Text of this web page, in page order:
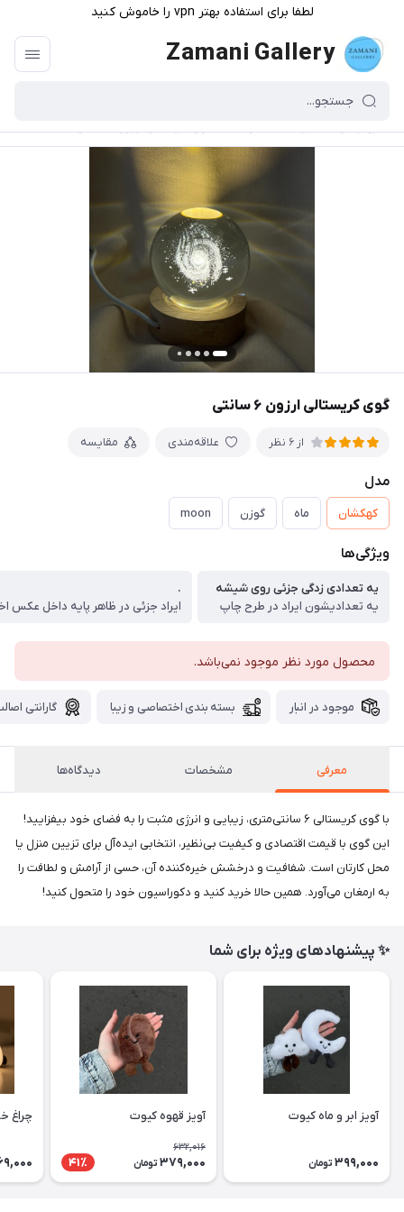
لطفا برای استفاده بهتر vpn را خاموش کنید
Zamani Gallery
گوی کریستالی ارزون ۶ سانتی
از 6 نظر علاقه‌مندی مقایسه
مدل
کهکشان ماه گوزن moon
ویژگی‌ها
یه تعدادی زدگی جزئی روی شیشه
یه تعدادیشون ایراد در طرح چاپ
.
محصول مورد نظر موجود نمی‌باشد.
موجود در انبار بسته بندی اختصاصی و زیبا گارانتی
معرفی مشخصات دیدگاه‌ها
با گوی کریستالی ۶ سانتی‌متری، زیبایی و انرژی مثبت را به فضای خود بیفزایید!
این گوی با قیمت اقتصادی و کیفیت بی‌نظیر، انتخابی ایده‌آل برای تزیین منزل یا
محل کارتان است. شفافیت و درخشش خیره‌کننده آن، حسی از آرامش و لطافت را
به ارمغان می‌آورد. همین حالا خرید کنید و دکوراسیون خود را متحول کنید!
✨ پیشنهادهای ویژه برای شما
آویز ابر و ماه کیوت
399,000 تومان
آویز قهوه کیوت
632,016
379,000 تومان 41٪
چراغ